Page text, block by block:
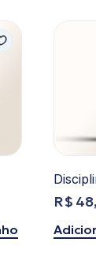
R$